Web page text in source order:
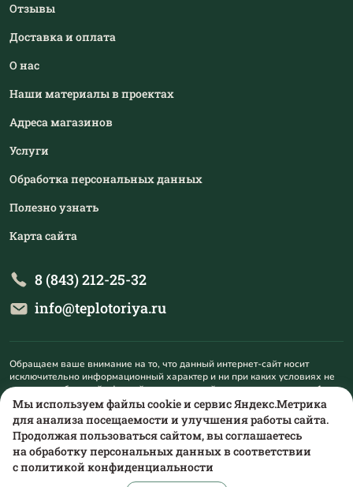
Отзывы
Доставка и оплата
О нас
Наши материалы в проектах
Адреса магазинов
Услуги
Обработка персональных данных
Полезно узнать
Карта сайта
8 (843) 212-25-32
info@teplotoriya.ru
Обращаем ваше внимание на то, что данный интернет-сайт носит
исключительно информационный характер и ни при каких условиях не
является публичной офертой, определяемой положениями пункта 1
статьи 437 Гражданского кодекса Российской Федерации. Для
получения подробной информации о наличии и стоимости указанных
товаров и (или) услуг, пожалуйста, обращайтесь на mail@teplotoriya.ru.
Мы используем файлы cookie и сервис Яндекс.Метрика
для анализа посещаемости и улучшения работы сайта.
Продолжая пользоваться сайтом, вы соглашаетесь
на обработку персональных данных в соответствии
сполитикой конфиденциальности